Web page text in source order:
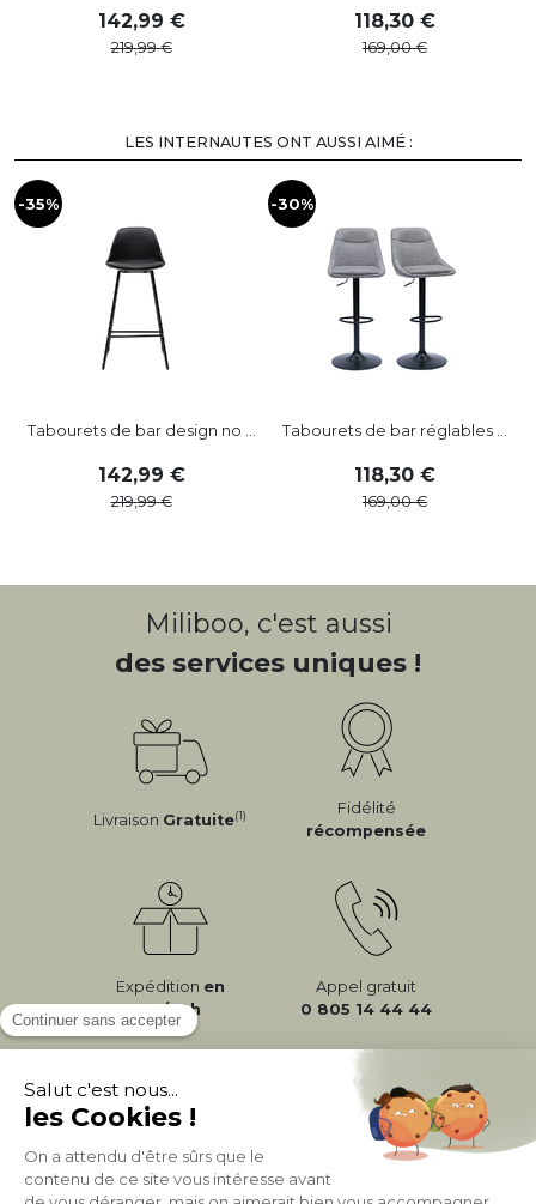
142,99
219,99
118,30
169,00
LES INTERNAUTES ONT AUSSI AIMÉ :
-35%
Tabourets de bar design no ...
142,99
219,99
-30%
Tabourets de bar réglables ...
118,30
169,00
Miliboo, c'est aussi
des services uniques !
Livraison Gratuite(1)
Fidélité
récompensée
Expédition en
24/72h
Appel gratuit
0 805 14 44 44
À PROPOS DE MILIBOO